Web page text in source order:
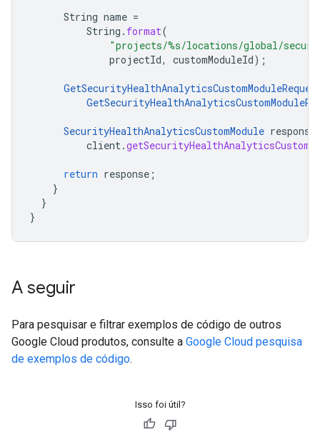
String name =
String . format(
"projects/%s/locations/global/
projectId, customModuleId);
SecurityHealthAnalyticsCustomModule response
client.
return response ;
}
}
}
A seguir
Para pesquisar e filtrar exemplos de código de outros
Google Cloud produtos, consulte a Google Cloud pesquisa
de exemplos de código.
Isso foi útil?